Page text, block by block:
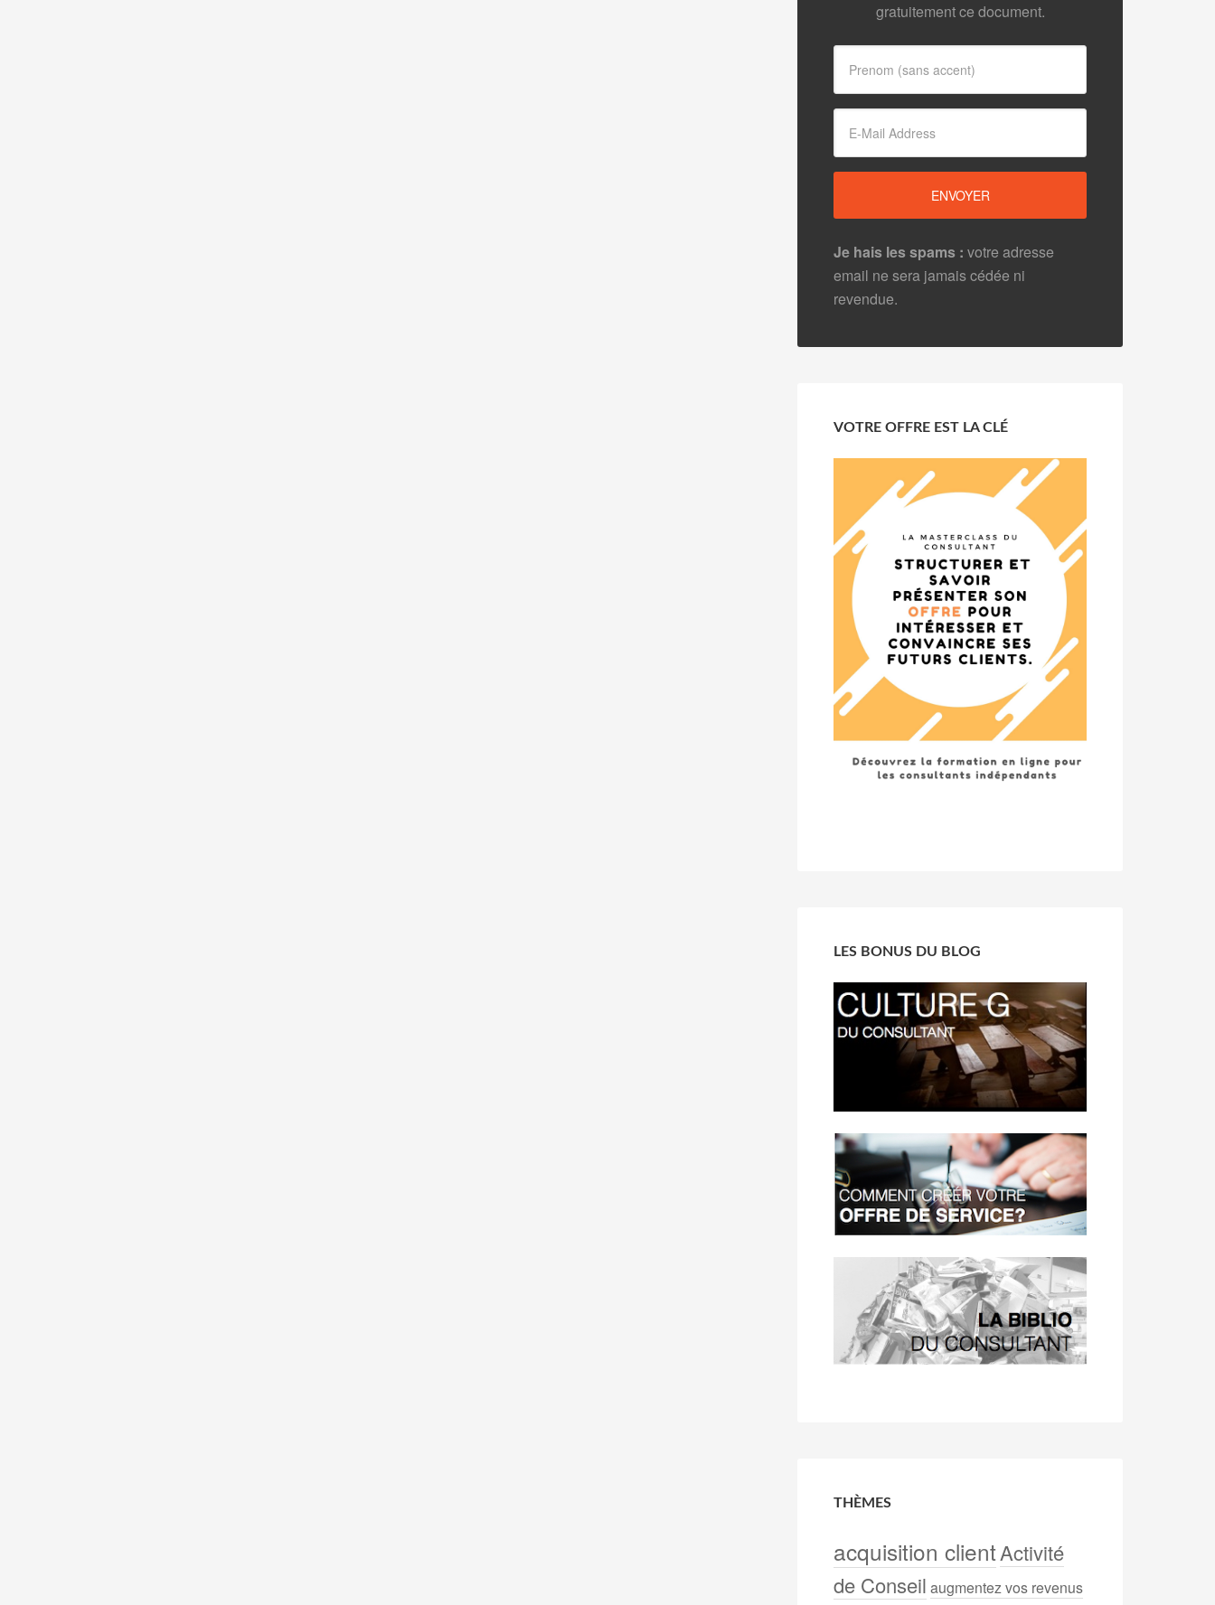
gratuitement ce document.
Je hais les spams : votre adresse
email ne sera jamais cédée ni
revendue.
VOTRE OFFRE EST LA CLÉ
LES BONUS DU BLOG
THÈMES
acquisition clientActivité
de Conseil augmentez vos revenus